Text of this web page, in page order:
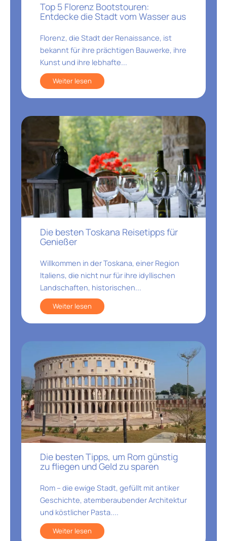
Top 5 Florenz Bootstouren:
Entdecke die Stadt vom Wasser aus
Florenz, die Stadt der Renaissance, ist
bekannt für ihre prächtigen Bauwerke, ihre
Kunst und ihre lebhafte...
Weiter lesen
Die besten Toskana Reisetipps für
Genießer
Willkommen in der Toskana, einer Region
Italiens, die nicht nur für ihre idyllischen
Landschaften, historischen...
Weiter lesen
Die besten Tipps, um Rom günstig
zu fliegen und Geld zu sparen
Rom – die ewige Stadt, gefüllt mit antiker
Geschichte, atemberaubender Architektur
und köstlicher Pasta....
Weiter lesen